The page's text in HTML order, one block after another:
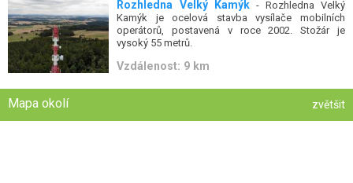
Rozhledna Velký Kamýk- Rozhledna Velký
Kamýk je ocelová stavba vysílače mobilních
operátorů, postavená v roce 2002. Stožár je
vysoký 55 metrů.
Vzdálenost: 9 km
Mapa okolí zvětšit